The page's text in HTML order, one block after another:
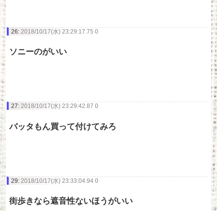
26: 2018/10/17(水) 23:29:17.75 0
ソニーのがいい
27: 2018/10/17(水) 23:29:42.87 0
バッタもん買って付けてみろ
29: 2018/10/17(水) 23:33:04.94 0
街歩きなら遮音性ないほうがいい